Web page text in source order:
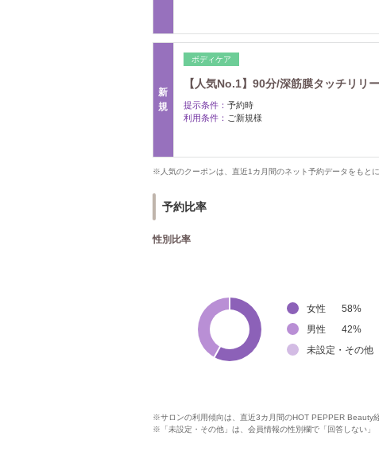
新
規
ボディケア
【人気No.1】90分/深筋膜タッチリリ
提示条件： 予約時
利用条件： ご新規様
※人気のクーポンは、直近1カ月間のネット予約データをもとに
予約比率
性別比率
女性 58%
男性
42%
未設定・その他
※サロンの利用傾向は、直近3カ月間のHOT PEPPER Beauty
※「未設定・その他」は、会員情報の性別欄で「回答しない」